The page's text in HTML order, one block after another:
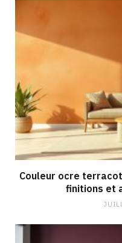
Couleur ocre
finitions et